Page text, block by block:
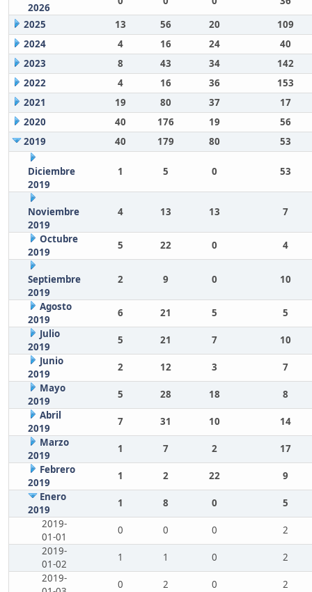
2026
2025
13 56 20
109
2024
4 16 24
40
2023
8 43 34
142
2022
4 16 36
153
2021
19 80 37
17
2020
40 176 19
56
2019
40 179 80 53
Diciembre
2019
1 5 0 53
Noviembre
2019
4 13 13 7
Octubre
2019
5 22 0 4
Septiembre
2019
2 9 0 10
Agosto
2019
6 21 5
5
Julio
2019
5 21 7
10
Junio
2019
2 12 3
7
Mayo
2019
5 28 18
8
Abril
2019
7 31 10
14
Marzo
2019
1 7 2
17
Febrero
2019
1 2 22
9
Enero
2019
1 8 0
5
2019-
01-01
0 0 0
2
2019-
01-02
1 1 0
2
2019-
0 2 0
2